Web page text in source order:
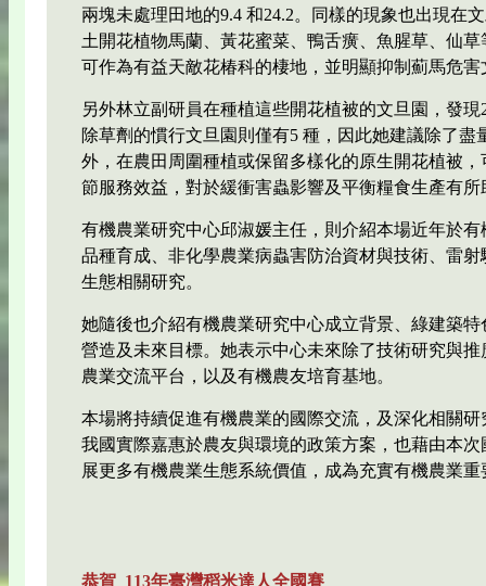
兩塊未處理田地的9.4 和24.2。同樣的現象也出現在
土開花植物馬蘭、黃花蜜菜、鴨舌癀、魚腥草、仙
可作為有益天敵花椿科的棲地，並明顯抑制薊馬危害
另外林立副研員在種植這些開花植被的文旦園，發
除草劑的慣行文旦園則僅有5 種，因此她建議除了盡
外，在農田周圍種植或保留多樣化的原生開花植被
節服務效益，對於緩衝害蟲影響及平衡糧食生產有所
有機農業研究中心邱淑媛主任，則介紹本場近年於
品種育成、非化學農業病蟲害防治資材與技術、雷
生態相關研究。
她隨後也介紹有機農業研究中心成立背景、綠建築
營造及未來目標。她表示中心未來除了技術研究與
農業交流平台，以及有機農友培育基地。
本場將持續促進有機農業的國際交流，及深化相關
我國實際嘉惠於農友與環境的政策方案，也藉由本
展更多有機農業生態系統價值，成為充實有機農業重
恭賀 113年臺灣稻米達人全國賽